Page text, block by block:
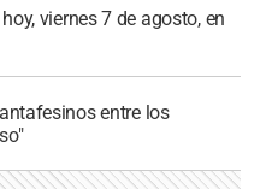
viernes 7 de agosto, en
entre los